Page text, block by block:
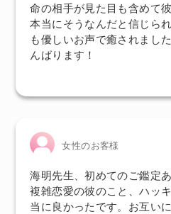
命の相手が見た目も含めて
本当にそうなんだと信じら
も優しいお声で癒されまし
んばります！
女性のお客様
海明先生、初めてのご鑑定
複雑恋愛の彼のこと、ハッ
当に良かったです。お互い